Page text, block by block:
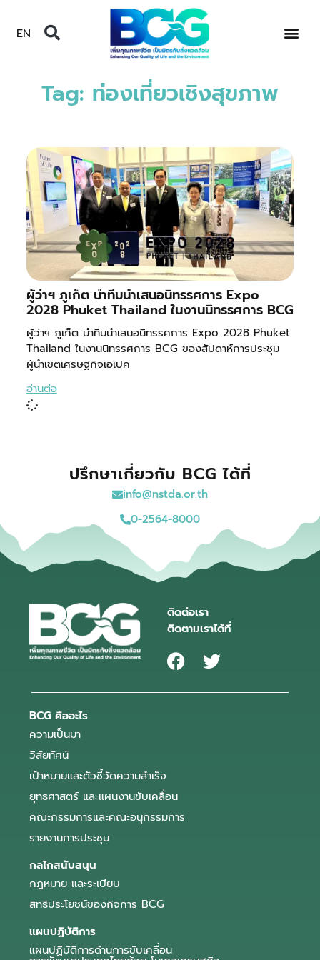
EN
Tag: ท่องเที่ยวเชิงสุขภาพ
ผู้ว่าฯ ภูเก็ต นำทีมนำเสนอนิทรรศการ Expo
2028 Phuket Thailand ในงานนิทรรศการ BCG
ผู้ว่าฯ ภูเก็ต นำทีมนำเสนอนิทรรศการ Expo 2028 Phuket
Thailand ในงานนิทรรศการ BCG ของสัปดาห์การประชุม
ผู้นำเขตเศรษฐกิจเอเปค
อ่านต่อ
ปรึกษาเกี่ยวกับ BCG ได้ที่
info@nstda.or.th
0-2564-8000
ติดต่อเรา
ติดตามเราได้ที่
BCG คืออะไร
ความเป็นมา
วิสัยทัศน์
เป้าหมายและตัวชี้วัดความสำเร็จ
ยุทธศาสตร์ และแผนงานขับเคลื่อน
คณะกรรมการและคณะอนุกรรมการ
รายงานการประชุม
กลไกสนับสนุน
กฎหมาย และระเบียบ
สิทธิประโยชน์ของกิจการ BCG
แผนปฏิบัติการ
แผนปฏิบัติการด้านการขับเคลื่อน